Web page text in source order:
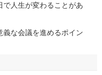
で人生が変わることがあ
義な会議を進めるポイン